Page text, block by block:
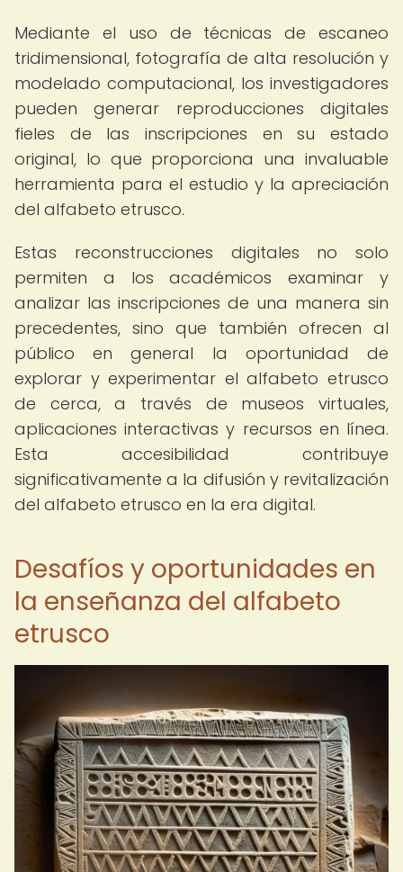
Mediante el uso de técnicas de escaneo
tridimensional, fotografía de alta resolución y
modelado computacional, los investigadores
pueden generar reproducciones digitales
fieles de las inscripciones en su estado
original, lo que proporciona una invaluable
herramienta para el estudio y la apreciación
del alfabeto etrusco.
Estas reconstrucciones digitales no solo
permiten a los académicos examinar y
analizar las inscripciones de una manera sin
precedentes, sino que también ofrecen al
público en general la oportunidad de
explorar y experimentar el alfabeto etrusco
de cerca, a través de museos virtuales,
aplicaciones interactivas y recursos en línea.
Esta accesibilidad contribuye
significativamente a la difusión y revitalización
del alfabeto etrusco en la era digital.
Desafíos y oportunidades en
la enseñanza del alfabeto
etrusco